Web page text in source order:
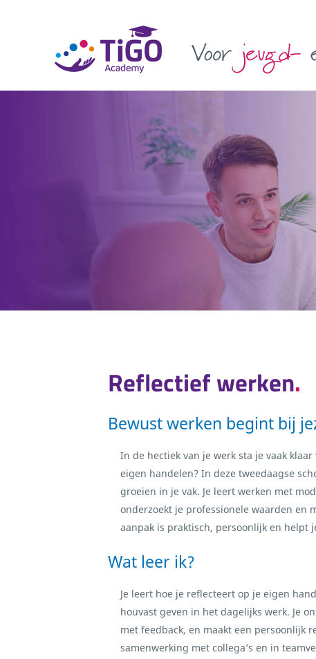
Reflectief werken
Bewust werken begint bij
In de hectiek van je werk sta je vaak
eigen handelen? In deze tweedaagse
groeien in je vak. Je leert werken met
onderzoekt je professionele waarden en
aanpak is praktisch, persoonlijk en helpt
Wat leer ik?
Je leert hoe je reflecteert op je eigen
houvast geven in het dagelijks werk. Je
met feedback, en maakt een persoonlijk
samenwerking met collega’s en in